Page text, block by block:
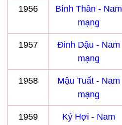
1956
Bính Thân - Nam
mạng
1957
Đinh Dậu - Nam
mạng
1958
Mậu Tuất - Nam
mạng
1959
Kỷ Hợi - Nam